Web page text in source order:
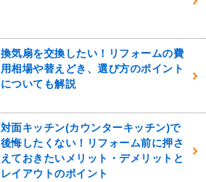
換気扇を交換したい！リフォームの費
用相場や替えどき、選び方のポイント
についても解説
対面キッチン(カウンターキッチン)で
後悔したくない！リフォーム前に押さ
えておきたいメリット・デメリットと
レイアウトのポイント